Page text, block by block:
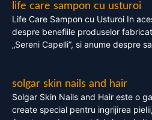
life care sampon cu usturoi
Life Care Sampon cu Usturoi In
despre benefiile produselor
„Sereni Capelli”, si anume despre
solgar skin nails and hair
Solgar Skin Nails and Hair este o
create special pentru ingrijirea